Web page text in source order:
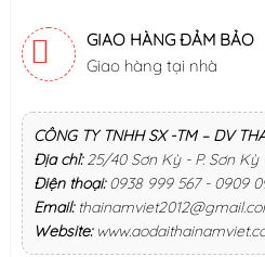
GIAO HÀNG ĐẢM BẢO
Giao hàng tại nhà
CÔNG TY TNHH SX -TM – DV
Địa chỉ:25/40 Sơn Kỳ - P. Sơn Kỳ
Điện thoại:0938 999 567 - 0909
Email:
Website: